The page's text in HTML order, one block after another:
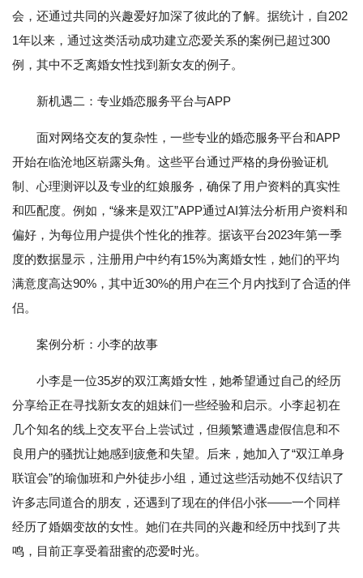
会，还通过共同的兴趣爱好加深了彼此的了解。据统计，自202
1年以来，通过这类活动成功建立恋爱关系的案例已超过300
例，其中不乏离婚女性找到新女友的例子。
新机遇二：专业婚恋服务平台与APP
面对网络交友的复杂性，一些专业的婚恋服务平台和APP
开始在临沧地区崭露头角。这些平台通过严格的身份验证机
制、心理测评以及专业的红娘服务，确保了用户资料的真实性
和匹配度。例如，“缘来是双江”APP通过AI算法分析用户资料和
偏好，为每位用户提供个性化的推荐。据该平台2023年第一季
度的数据显示，注册用户中约有15%为离婚女性，她们的平均
满意度高达90%，其中近30%的用户在三个月内找到了合适的伴
侣。
案例分析：小李的故事
小李是一位35岁的双江离婚女性，她希望通过自己的经历
分享给正在寻找新女友的姐妹们一些经验和启示。小李起初在
几个知名的线上交友平台上尝试过，但频繁遭遇虚假信息和不
良用户的骚扰让她感到疲惫和失望。后来，她加入了“双江单身
联谊会”的瑜伽班和户外徒步小组，通过这些活动她不仅结识了
许多志同道合的朋友，还遇到了现在的伴侣小张——一个同样
经历了婚姻变故的女性。她们在共同的兴趣和经历中找到了共
鸣，目前正享受着甜蜜的恋爱时光。